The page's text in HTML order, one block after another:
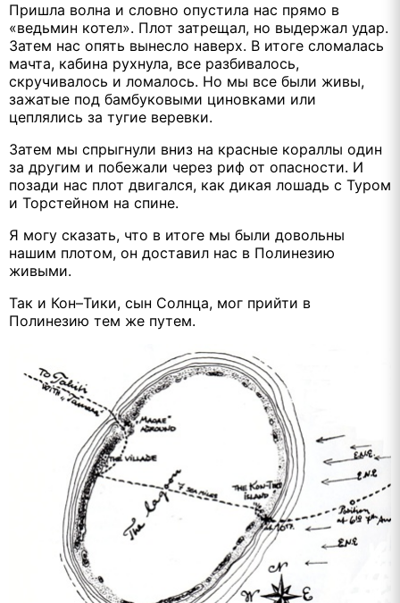
Пришла волна и словно опустила нас прямо в
«ведьмин котел». Плот затрещал, но выдержал удар.
Затем нас опять вынесло наверх. В итоге сломалась
мачта, кабина рухнула, все разбивалось,
скручивалось и ломалось. Но мы все были живы,
зажатые под бамбуковыми циновками или
цеплялись за тугие веревки.
Затем мы спрыгнули вниз на красные кораллы один
за другим и побежали через риф от опасности. И
позади нас плот двигался, как дикая лошадь с Туром
и Торстейном на спине.
Я могу сказать, что в итоге мы были довольны
нашим плотом, он доставил нас в Полинезию
живыми.
Так и Кон–Тики, сын Солнца, мог прийти в
Полинезию тем же путем.